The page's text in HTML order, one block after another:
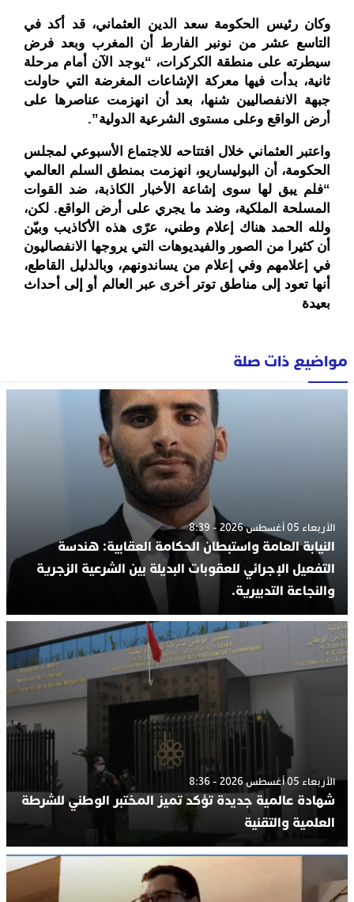
وكان رئيس الحكومة سعد الدين العثماني، قد أكد في
التاسع عشر من نونبر الفارط أن المغرب وبعد فرض
سيطرته على منطقة الكركرات، “يوجد الآن أمام مرحلة
ثانية، بدأت فيها معركة الإشاعات المغرضة التي حاولت
جبهة الانفصاليين شنها، بعد أن انهزمت عناصرها على
أرض الواقع وعلى مستوى الشرعية الدولية”.
واعتبر العثماني خلال افتتاحه للاجتماع الأسبوعي لمجلس
الحكومة، أن البوليساريو، انهزمت بمنطق السلم العالمي
“فلم يبق لها سوى إشاعة الأخبار الكاذبة، ضد القوات
المسلحة الملكية، وضد ما يجري على أرض الواقع. لكن،
ولله الحمد هناك إعلام وطني، عرّى هذه الأكاذيب وبيّن
أن كثيرا من الصور والفيديوهات التي يروجها الانفصاليون
في إعلامهم وفي إعلام من يساندونهم، وبالدليل القاطع،
أنها تعود إلى مناطق توتر أخرى عبر العالم أو إلى أحداث
بعيدة
مواضيع ذات صلة
الأربعاء 05 أغسطس 2026 - 8:39
النيابة العامة واستبطان الحكامة العقابية: هندسة
التفعيل الإجرائي للعقوبات البديلة بين الشرعية الزجرية
والنجاعة التدبيرية.
الأربعاء 05 أغسطس 2026 - 8:36
شهادة عالمية جديدة تؤكد تميز المختبر الوطني للشرطة
العلمية والتقنية